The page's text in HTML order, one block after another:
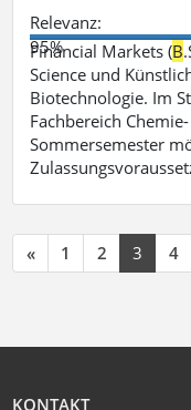
Relevanz:
95%
Financial Markets (B
Science und
Biotechnologie. Im
Fachbereich
Sommersemester
« 1 2 3 4
KONTAKT